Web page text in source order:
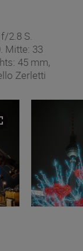
2.8 S.
Mitte: 33
45 mm,
Zerletti